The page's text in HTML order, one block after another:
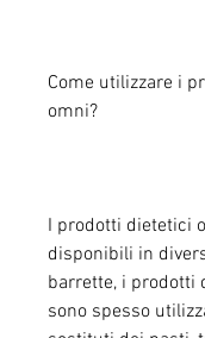
Come utilizzare i
omni?
I prodotti dietetici
disponibili in
barrette, i prodotti
sono spesso